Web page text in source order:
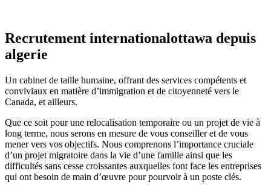
Recrutement internationalottawa depuis
algerie
Un cabinet de taille humaine, offrant des services compétents et
conviviaux en matière d’immigration et de citoyenneté vers le
Canada, et ailleurs.
Que ce soit pour une relocalisation temporaire ou un projet de vie à
long terme, nous serons en mesure de vous conseiller et de vous
mener vers vos objectifs. Nous comprenons l’importance cruciale
d’un projet migratoire dans la vie d’une famille ainsi que les
difficultés sans cesse croissantes auxquelles font face les entreprises
qui ont besoin de main d’œuvre pour pourvoir à un poste clés.